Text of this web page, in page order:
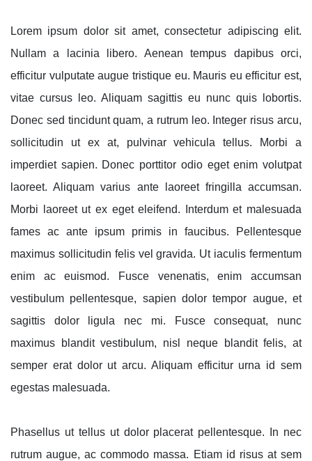
Lorem ipsum dolor sit amet, consectetur adipiscing elit.
Nullam a lacinia libero. Aenean tempus dapibus orci,
efficitur vulputate augue tristique eu. Mauris eu efficitur est,
vitae cursus leo. Aliquam sagittis eu nunc quis lobortis.
Donec sed tincidunt quam, a rutrum leo. Integer risus arcu,
sollicitudin ut ex at, pulvinar vehicula tellus. Morbi a
imperdiet sapien. Donec porttitor odio eget enim volutpat
laoreet. Aliquam varius ante laoreet fringilla accumsan.
Morbi laoreet ut ex eget eleifend. Interdum et malesuada
fames ac ante ipsum primis in faucibus. Pellentesque
maximus sollicitudin felis vel gravida. Ut iaculis fermentum
enim ac euismod. Fusce venenatis, enim accumsan
vestibulum pellentesque, sapien dolor tempor augue, et
sagittis dolor ligula nec mi. Fusce consequat, nunc
maximus blandit vestibulum, nisl neque blandit felis, at
semper erat dolor ut arcu. Aliquam efficitur urna id sem
egestas malesuada.
Phasellus ut tellus ut dolor placerat pellentesque. In nec
rutrum augue, ac commodo massa. Etiam id risus at sem